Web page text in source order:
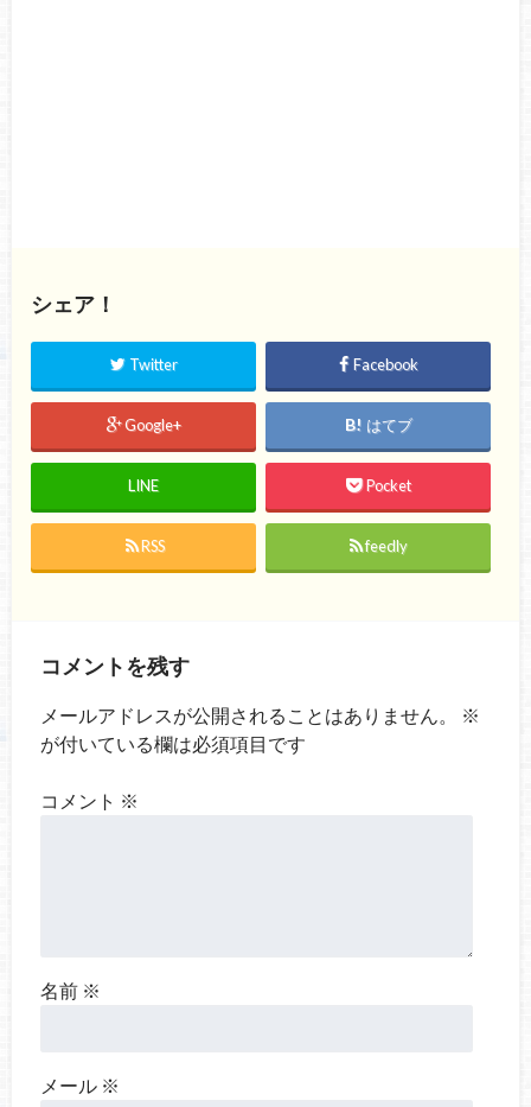
シェア！
Twitter Facebook
Google+ はてブ
LINE Pocket
RSS feedly
コメントを残す
メールアドレスが公開されることはありません。
※
が付いている欄は必須項目です
コメント ※
名前 ※
メール ※